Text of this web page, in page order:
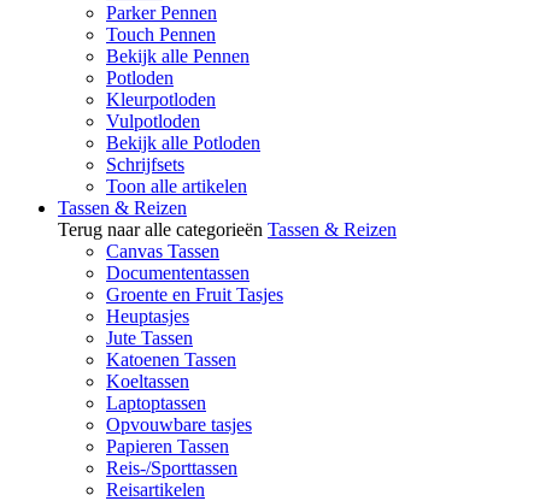
Parker Pennen
Touch Pennen
Bekijk alle Pennen
Potloden
Kleurpotloden
Vulpotloden
Bekijk alle Potloden
Schrijfsets
Toon alle artikelen
Tassen & Reizen
Terug naar alle categorieën Tassen & Reizen
Canvas Tassen
Documententassen
Groente en Fruit Tasjes
Heuptasjes
Jute Tassen
Katoenen Tassen
Koeltassen
Laptoptassen
Opvouwbare tasjes
Papieren Tassen
Reis-/Sporttassen
Reisartikelen